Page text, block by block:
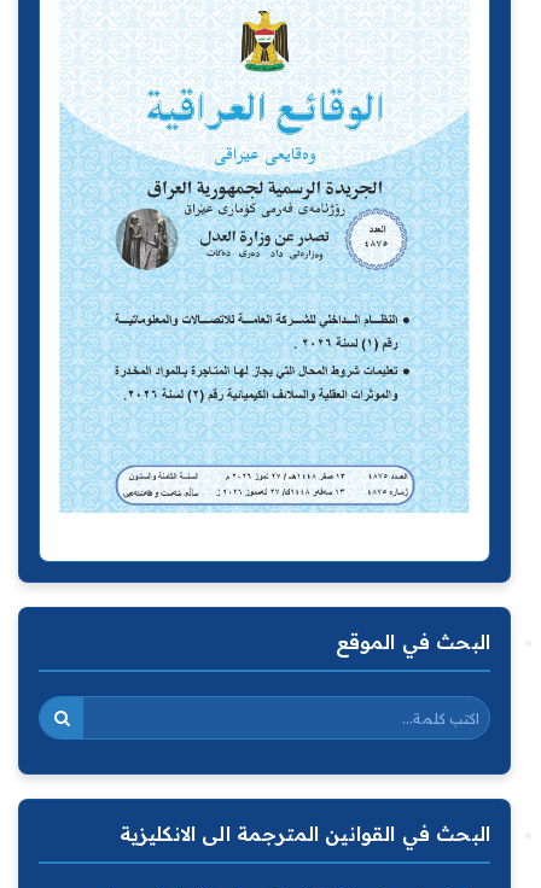
البحث في الموقع
البحث في القوانين المترجمة الى الانكليزية